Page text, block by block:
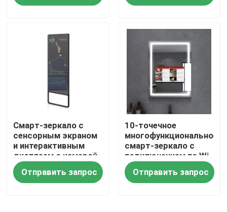
Ролики
О Компании
Наша фабрика
контроль качества
контактные данные
Новости
Смарт-зеркало с
сенсорным экраном
и интерактивным
дисплеем с камерой
для домашнего и
коммерческого
использования
Отправить запрос
10-точечное
многофункциональное
смарт-зеркало с
подключением по Wi-
Fi/Bluetooth и
временем отклика 5
мс
Отправить запрос